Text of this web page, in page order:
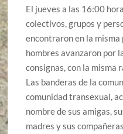
El jueves a las 16:00
colectivos, grupos y
encontraron en la misma
hombres avanzaron por
consignas, con la misma
Las banderas de la
comunidad transexual,
nombre de sus amigas,
madres y sus